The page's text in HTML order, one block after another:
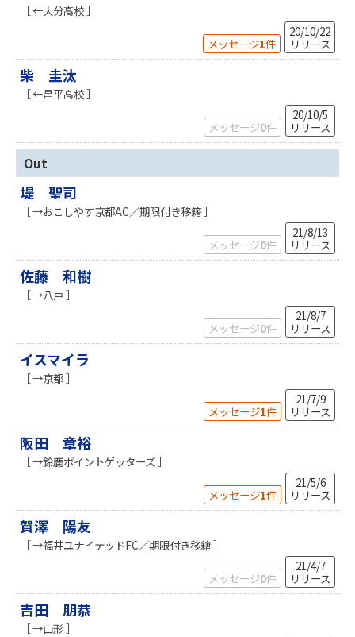
［ ←大分高校 ］
メッセージ1件
20/10/22
リリース
柴 圭汰
［ ←昌平高校 ］
メッセージ0件
20/10/5
リリース
Out
堤 聖司
［ →おこしやす京都AC／期限付き移籍 ］
メッセージ0件
21/8/13
リリース
佐藤 和樹
［ →八戸 ］
メッセージ0件
21/8/7
リリース
イスマイラ
［ →京都 ］
メッセージ1件
21/7/9
リリース
阪田 章裕
［ →鈴鹿ポイントゲッターズ ］
メッセージ1件
21/5/6
リリース
賀澤 陽友
［ →福井ユナイテッドFC／期限付き移籍 ］
メッセージ0件
21/4/7
リリース
吉田 朋恭
［ →山形 ］